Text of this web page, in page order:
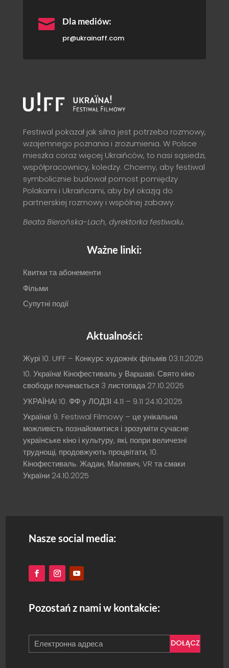
 Dla mediów:
pr@ukrainaff.com
Festiwal pokazał jak silna jest potrzeba rozmowy,
wzajemnego poznania i zrozumienia. W Polsce
mieszka coraz więcej Ukraińców, to nasi sąsiedzi,
współpracownicy, koledzy. Chcemy, aby festiwal
symbolicznie budował pomost pomiędzy
Polakami i Ukraińcami, aby był okazją do
partnerskiej rozmowy i wspólnej zabawy.
Beata Bierońska-Lach, dyrektorka festiwalu.
Ważne linki:
Квитки та абонементи
Фільми
Супутні події
Aktualności:
Журі 10. U!FF – Конкурс художніх фільмів 03.11.2025
10. Україна! Кінофестиваль у Варшаві. Свято кіно
свободи починається 3 листопада 27.10.2025
УКРАЇНА! 10. ФФ у ЛОДЗІ 4.11 – 9.11 24.10.2025
Україна! 9. Festiwal Filmowy – це унікальна
можливість познайомитися і зрозуміти сучасне
українське кіно і культуру, які, попри величезні
труднощі, продовжують процвітати, 10.
Кінофестиваль. Жадан, Малевич, VR та смаки
України 24.10.2025
Nasze social media:
Pozostań z nami w kontakcie:
DOŁĄCZ